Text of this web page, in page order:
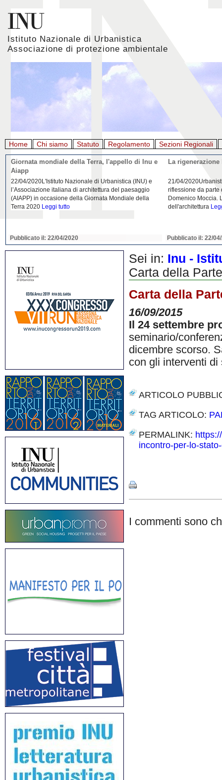
Istituto Nazionale di Urbanistica
Associazione di protezione ambientale
Home Chi siamo Statuto Regolamento Sezioni Regionali
Giornata mondiale della Terra, l'appello di Inu e
Aiapp
22/04/2020L'Istituto Nazionale di Urbanistica (INU) e
l’Associazione italiana di architettura del paesaggio
(AIAPP) in occasione della Giornata Mondiale della
Terra 2020 Leggi tutto
Pubblicato il: 22/04/2020
La
21/04/
riflessione da parte
Domenico Moccia.
dell'architettura
Pubblicato il: 22/
Sei in: Inu -
Carta della
Carta della
16/09/2015
Il 24 settembre
seminario/
dicembre scorso.
con gli interventi
ARTICOLO
TAG ARTICOLO:
PERMALINK:
incontro-per-lo-
I commenti sono